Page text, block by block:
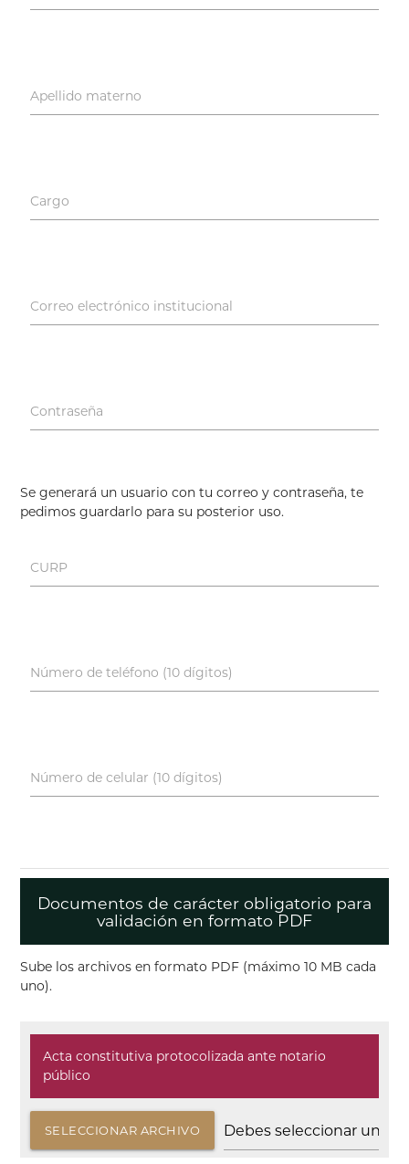
Apellido materno
Cargo
Correo electrónico institucional
Contraseña
Se generará un usuario con tu correo y contraseña, te
pedimos guardarlo para su posterior uso.
CURP
Número de teléfono (10 dígitos)
Número de celular (10 dígitos)
Documentos de carácter obligatorio para
validación en formato PDF
Sube los archivos en formato PDF (máximo 10 MB cada
uno).
Acta constitutiva protocolizada ante notario
público
SELECCIONAR ARCHIVO